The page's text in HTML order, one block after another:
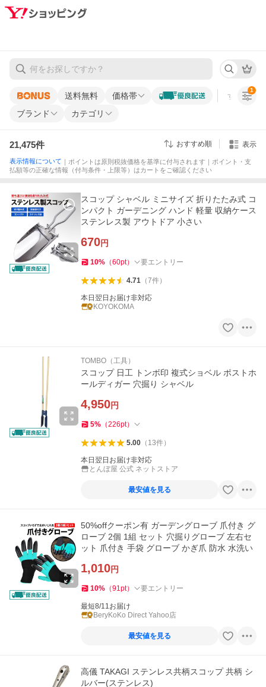
送料無料 価格帯 すべての条
ブランド カテゴリ
1
21,475件 おすすめ順 表示
表示情報について ｜ポイントは原則税抜価格を基準に付与されます｜ポイント・支
払額等の正確な情報（付与条件・上限等）はカートをご確認ください
スコップ シャベル ミニサイズ 折りたたみ式 コ
ンパクト ガーデニング ハンド 軽量 収納ケース
ステンレス製 アウトドア 小さい
670円
10% （60pt） 要エントリー
4.71（7件）
本日翌日お届け非対応
KOYOKOMA
TOMBO（工具）
スコップ 日工 トンボ印 複式ショベル ポストホ
ールディガー 穴掘り シャベル
4,950円
5% （226pt）
5.00（ 13件）
本日翌日お届け非対応
とんぼ屋 公式 ネットストア
最安値を見る
50%offクーポン有 ガーデングローブ 爪付き グ
ローブ 2個 1組 セット 穴掘りグローブ 左右セ
ット 爪付き 手袋 グローブ かぎ爪 防水 水洗い
1,010円
10% （91pt） 要エントリー
最短8/11お届け
BeryKoKo Direct Yahoo店
最安値を見る
高儀 TAKAGI ステンレス共柄スコップ 共柄 シ
ルバー(ステンレス)